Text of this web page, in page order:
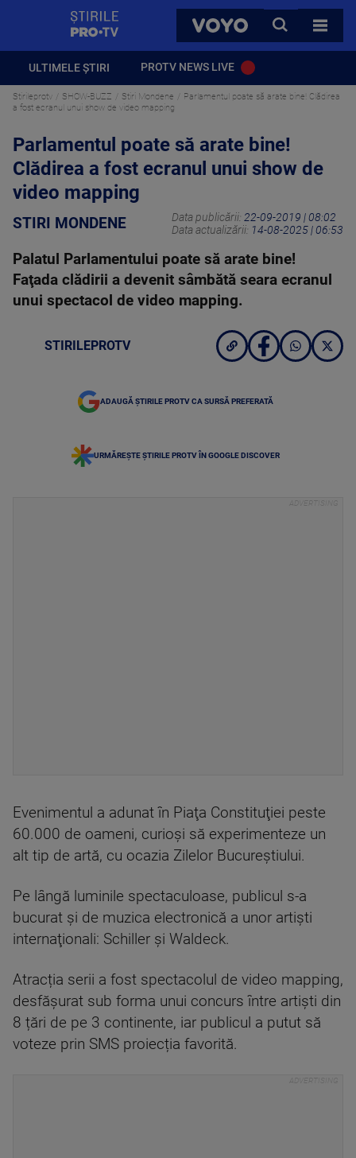
VOYO
CAUTA
TOATE
ULTIMELE ȘTIRI PROTV NEWS LIVE
Stirileprotv SHOW-BUZZ Stiri Mondene
Parlamentul poate să arate bine! Clădirea
a fost ecranul unui show de video mapping
Parlamentul poate să arate bine!
Clădirea a fost ecranul unui show de
video mapping
STIRI MONDENE Data publicării: 22-09-2019 | 08:02
Data actualizării: 14-08-2025 | 06:53
Palatul Parlamentului poate să arate bine!
Faţada clădirii a devenit sâmbătă seara ecranul
unui spectacol de video mapping.
STIRILEPROTV
ADAUGĂ ȘTIRILE PROTV CA SURSĂ PREFERATĂ
URMĂREȘTE ȘTIRILE PROTV ÎN GOOGLE DISCOVER
Evenimentul a adunat în Piaţa Constituţiei peste
60.000 de oameni, curioşi să experimenteze un
alt tip de artă, cu ocazia Zilelor Bucureştiului.
Pe lângă luminile spectaculoase, publicul s-a
bucurat şi de muzica electronică a unor artişti
internaţionali: Schiller şi Waldeck.
Atracția serii a fost spectacolul de video mapping,
desfășurat sub forma unui concurs între artiști din
8 țări de pe 3 continente, iar publicul a putut să
voteze prin SMS proiecția favorită.